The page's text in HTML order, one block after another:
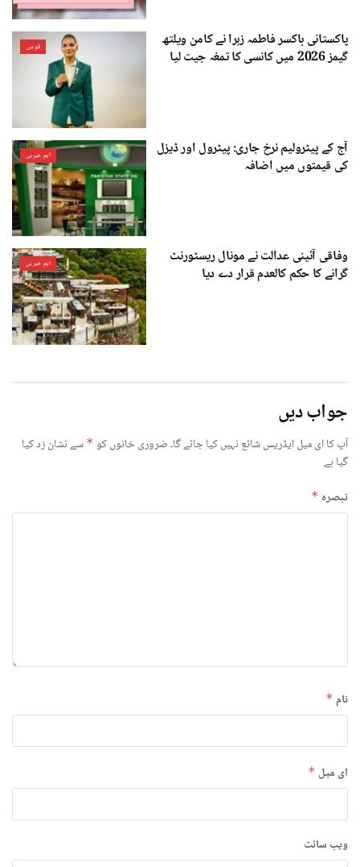
قومی
پاکستانی باکسر فاطمہ زہرا نے کامن ویلتھ
گیمز 2026 میں کانسی کا تمغہ جیت لیا
اہم خبریں
آج کے پیٹرولیم نرخ جاری: پیٹرول اور ڈیزل
کی قیمتوں میں اضافہ
اہم خبریں
وفاقی آئینی عدالت نے مونال ریسٹورنٹ
گرانے کا حکم کالعدم قرار دے دیا
جواب دیں
آپ کا ای میل ایڈریس شائع نہیں کیا جائے گا۔ضروری خانوں کو * سے نشان زد کیا
گیا ہے
تبصرہ *
نام *
ای میل *
ویب‌ سائٹ